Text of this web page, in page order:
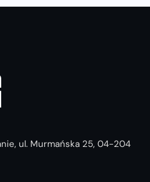
ul. Murmańska 25, 04-204